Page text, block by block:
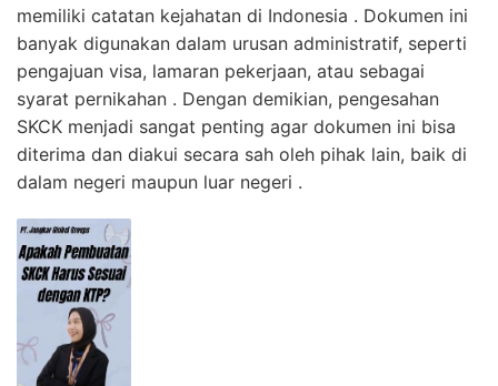
memiliki catatan kejahatan di Indonesia . Dokumen ini
banyak digunakan dalam urusan administratif, seperti
pengajuan visa, lamaran pekerjaan, atau sebagai
syarat pernikahan . Dengan demikian, pengesahan
SKCK menjadi sangat penting agar dokumen ini bisa
diterima dan diakui secara sah oleh pihak lain, baik di
dalam negeri maupun luar negeri .